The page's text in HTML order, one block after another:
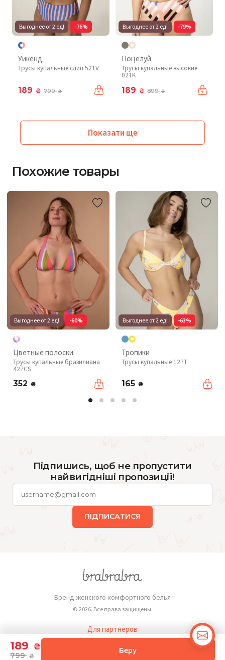
189 ₴
799 ₴
Беру
Выгоднее от 2 ед! -76%
Уикенд
Трусы купальные слип 521V
189 ₴ 799₴
Выгоднее от 2 ед! -79%
Поцелуй
Трусы купальные высокие
021K
189 ₴ 899₴
Показати ще
Похожие товары
Выгоднее от 2 ед! -60%
Цветные полоски
Трусы купальные бразилиана
427CS
352 ₴
Выгоднее от 2 ед! -63%
Тропики
Трусы купальные 127T
165 ₴
Підпишись, щоб не пропустити
найвигідніші пропозиції!
ПІДПИСАТИСЯ
Бренд женского комфортного белья
© 2026. Все права защищены.
Для партнеров